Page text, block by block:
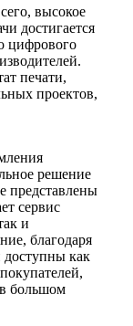
высокое
достигается
цифрового
печати,
проектов,
решение
представлены
сервис
и
благодаря
как
большом